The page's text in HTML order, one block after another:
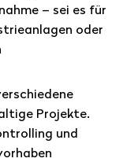
– sei es für
oder
Projekte.
und